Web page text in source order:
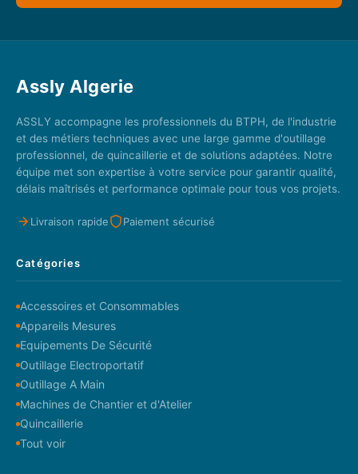
Assly Algerie
ASSLY accompagne les professionnels du BTPH, de l'industrie
et des métiers techniques avec une large gamme d'outillage
professionnel, de quincaillerie et de solutions adaptées. Notre
équipe met son expertise à votre service pour garantir qualité,
délais maîtrisés et performance optimale pour tous vos projets.
Livraison rapide Paiement sécurisé
Catégories
Accessoires et Consommables
Appareils Mesures
Equipements De Sécurité
Outillage Electroportatif
Outillage A Main
Machines de Chantier et d'Atelier
Quincaillerie
Tout voir